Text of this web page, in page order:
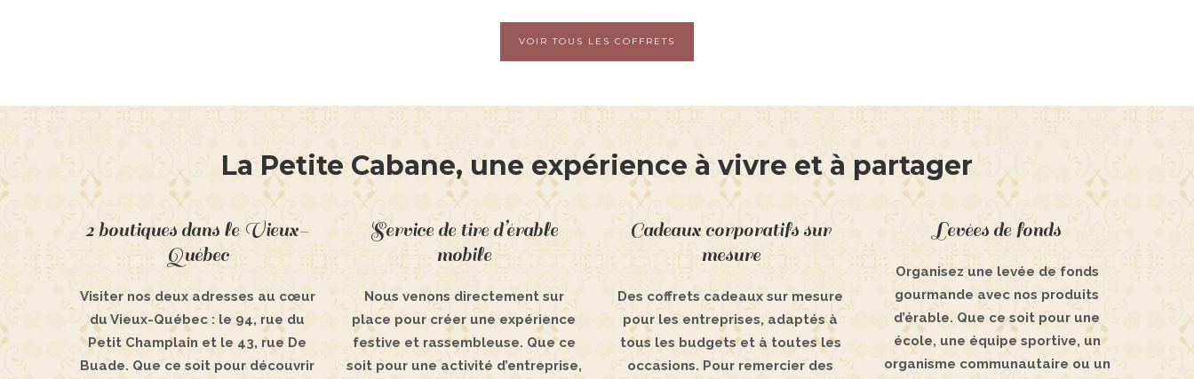
VOIR TOUS LES COFFRETS
La Petite Cabane, une expérience à vivre et à partager
2 boutiques dans le Vieux-
Québec
Visiter nos deux adresses au cœur
du Vieux-Québec : le 94, rue du
Petit Champlain et le 43, rue De
Buade. Que ce soit pour découvrir
Service de tire d’érable
mobile
Nous venons directement sur
place pour créer une expérience
festive et rassembleuse. Que ce
soit pour une activité d’entreprise,
Cadeaux corporatifs sur
mesure
Des coffrets cadeaux sur mesure
pour les entreprises, adaptés à
tous les budgets et à toutes les
occasions. Pour remercier des
Levées de fonds
Organisez une levée de fonds
gourmande avec nos produits
d’érable. Que ce soit pour une
école, une équipe sportive, un
organisme communautaire ou un